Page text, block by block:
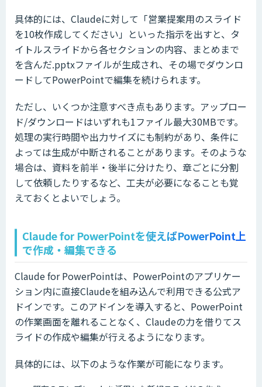
具体的には、Claudeに対して「営業提案用のスライド
を10枚作成してください」といった指示を出すと、タ
イトルスライドから各セクションの内容、まとめまで
を含んだ.pptxファイルが生成され、その場でダウンロ
ードしてPowerPointで編集を続けられます。
ただし、いくつか注意すべき点もあります。アップロー
ド/ダウンロードはいずれも1ファイル最大30MBです。
処理の実行時間や出力サイズにも制約があり、条件に
よっては生成が中断されることがあります。そのような
場合は、資料を前半・後半に分けたり、章ごとに分割
して依頼したりするなど、工夫が必要になることも覚
えておくとよいでしょう。
Claude for PowerPointを使えばPowerPoint上
で作成・編集できる
Claude for PowerPointは、PowerPointのアプリケー
ション内に直接Claudeを組み込んで利用できる公式ア
ドインです。このアドインを導入すると、PowerPoint
の作業画面を離れることなく、Claudeの力を借りてス
ライドの作成や編集が行えるようになります。
具体的には、以下のような作業が可能になります。